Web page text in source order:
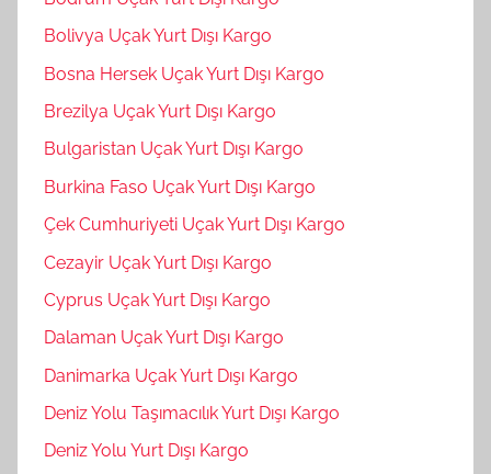
Bolivya Uçak Yurt Dışı Kargo
Bosna Hersek Uçak Yurt Dışı Kargo
Brezilya Uçak Yurt Dışı Kargo
Bulgaristan Uçak Yurt Dışı Kargo
Burkina Faso Uçak Yurt Dışı Kargo
Çek Cumhuriyeti Uçak Yurt Dışı Kargo
Cezayir Uçak Yurt Dışı Kargo
Cyprus Uçak Yurt Dışı Kargo
Dalaman Uçak Yurt Dışı Kargo
Danimarka Uçak Yurt Dışı Kargo
Deniz Yolu Taşımacılık Yurt Dışı Kargo
Deniz Yolu Yurt Dışı Kargo